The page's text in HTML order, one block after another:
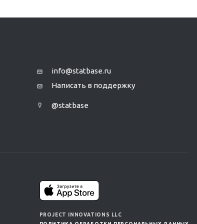
info@statbase.ru
Написать в поддержку
@statbase
PROJECT INNOVATIONS LLC